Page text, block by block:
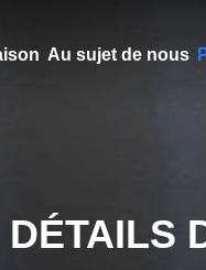
Au sujet de nous
DÉTAILS